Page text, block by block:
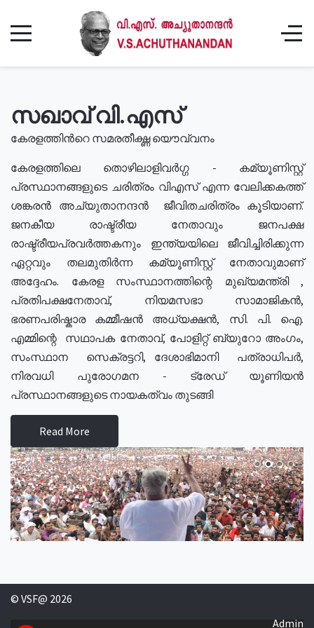
സഖാവ് വി.എസ്
കേരളത്തിൻറെ സമരതീക്ഷ്ണ യൌവ്വനം
കേരളത്തിലെ തൊഴിലാളിവർഗ്ഗ - കമ്യൂണിസ്റ്റ്
പ്രസ്ഥാനങ്ങളുടെ ചരിത്രം വിഎസ് എന്ന വേലിക്കകത്ത്
ശങ്കരൻ അച്യുതാനന്ദൻ ജീവിതചരിത്രം കൂടിയാണ്.
ജനകീയ രാഷ്ട്രീയ നേതാവും ജനപക്ഷ
രാഷ്ട്രീയപ്രവർത്തകനും ഇന്ത്യയിലെ ജീവിച്ചിരിക്കുന്ന
ഏറ്റവും തലമുതിർന്ന കമ്യൂണിസ്റ്റ് നേതാവുമാണ്
അദ്ദേഹം. കേരള സംസ്ഥാനത്തിന്റെ മുഖ്യമന്ത്രി ,
പ്രതിപക്ഷനേതാവ്, നിയമസഭാ സാമാജികൻ,
ഭരണപരിഷ്കാര കമ്മീഷൻ അധ്യക്ഷൻ, സി. പി. ഐ.
എമ്മിന്റെ സഥാപക നേതാവ്, പോളിറ്റ് ബ്യുറോ അംഗം,
സംസ്ഥാന സെക്രട്ടറി, ദേശാഭിമാനി പത്രാധിപർ,
നിരവധി പുരോഗമന - ട്രേഡ് യൂണിയൻ
പ്രസ്ഥാനങ്ങളുടെ നായകത്വം തുടങ്ങി
Read More
© VSF@ 2026
Admin